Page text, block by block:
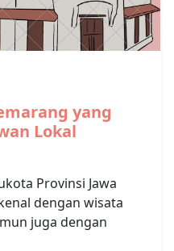
yang
Lokal
Provinsi Jawa
dengan wisata
juga dengan